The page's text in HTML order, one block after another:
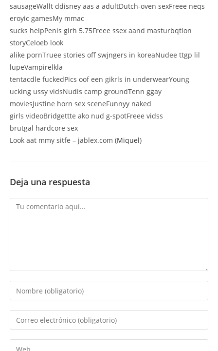
sausageWallt ddisney aas a adultDutch-oven sexFreee neqs
eroyic gamesMy mmac
sucks helpPenis girh 5.75Freee ssex aand masturbqtion
storyCeloeb look
alike pornTruee stories off swjngers in koreaNudee ttgp lil
lupeVampirelkla
tentacdle fuckedPics oof een gikrls in underwearYoung
ucking ussy vidsNudis camp groundTenn ggay
moviesJustine horn sex sceneFunnyy naked
girls videoBridgettte ako nud g-spotFreee vidss
brutgal hardcore sex
Look aat mmy sitfe – jablex.com (Miquel)
Deja una respuesta